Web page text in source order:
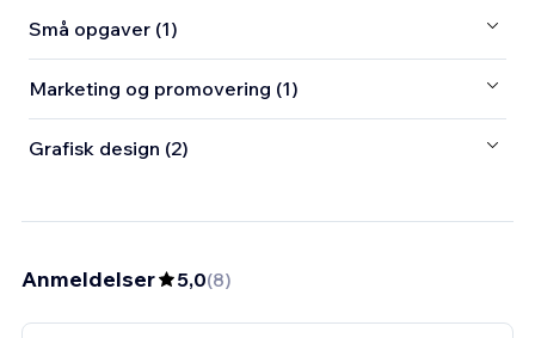
Små opgaver (1)
Marketing og promovering (1)
Grafisk design (2)
Anmeldelser 5,0(8)